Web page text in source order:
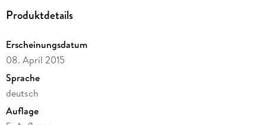
Produktdetails
Erscheinungsdatum
08. April 2015
Sprache
deutsch
Auflage